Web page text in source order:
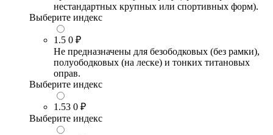
нестандартных крупных или спортивных форм).
Выберите индекс
1.5 0 ₽
Не предназначены для безободковых (без рамки),
полуободковых (на леске) и тонких титановых
оправ.
Выберите индекс
1.53 0 ₽
Выберите индекс